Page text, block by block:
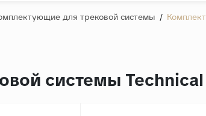
для трековой системы /
системы Technical